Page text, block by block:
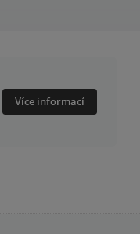
Více informací